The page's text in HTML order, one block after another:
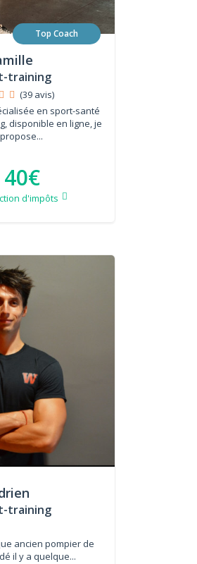
Top Coach
training
(39 avis)
en sport-santé
disponible en ligne, je
40€
d'impôts
training
ancien pompier de
il y a quelque...